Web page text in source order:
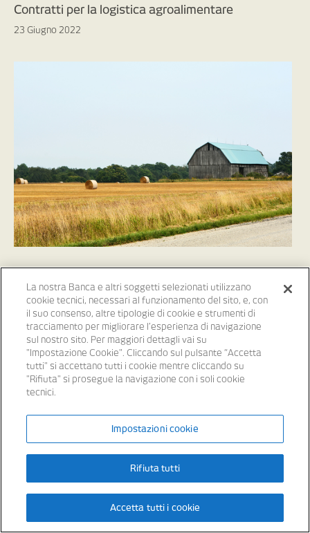
Contratti per la logistica agroalimentare
23 Giugno 2022
Accordo con Regioni e provincie autonome per i fondi
16 Giugno 2022
La nostra Banca e altri soggetti selezionati utilizzano
cookie tecnici, necessari al funzionamento del sito, e, con
il suo consenso, altre tipologie di cookie e strumenti di
tracciamento per migliorare l’esperienza di navigazione
sul nostro sito. Per maggiori dettagli vai su
"Impostazione Cookie". Cliccando sul pulsante “Accetta
tutti" si accettano tutti i cookie mentre cliccando su
"Rifiuta" si prosegue la navigazione con i soli cookie
tecnici.
Impostazioni cookie
Rifiuta tutti
Accetta tutti i cookie